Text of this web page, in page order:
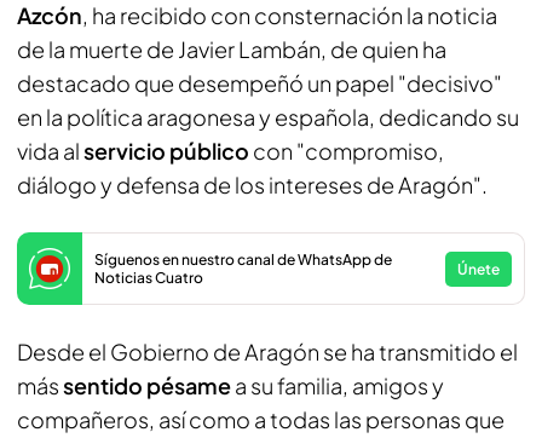
Azcón, ha recibido con consternación la noticia
de la muerte de Javier Lambán, de quien ha
destacado que desempeñó un papel "decisivo"
en la política aragonesa y española, dedicando su
vida alservicio público con "compromiso,
diálogo y defensa de los intereses de Aragón".
Síguenos en nuestro canal de WhatsApp de
Noticias Cuatro
Únete
Desde el Gobierno de Aragón se ha transmitido el
mássentido pésamea su familia, amigos y
compañeros, así como a todas las personas que